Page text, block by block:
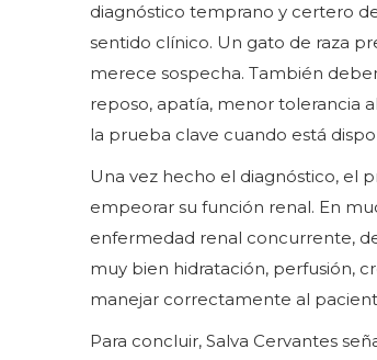
diagnóstico temprano y certero
sentido clínico. Un gato de raza
merece sospecha. También
reposo, apatía, menor tolerancia
la prueba clave cuando está
Una vez hecho el diagnóstico, el
empeorar su función renal. En
enfermedad renal concurrente,
muy bien hidratación, perfusión,
manejar correctamente al
Para concluir, Salva Cervantes